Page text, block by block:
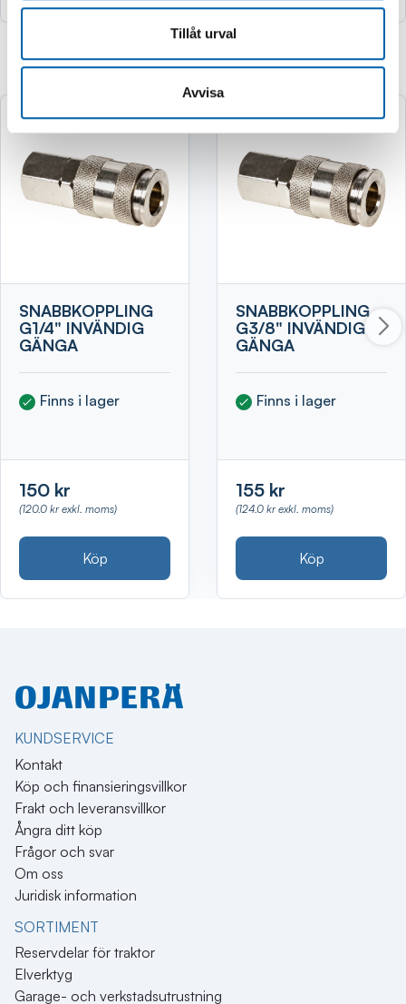
Tillåt urval
Avvisa
SNABBKOPPLING
G1/4" INVÄNDIG
GÄNGA
Finns i lager
150 kr
(120.0 kr exkl. moms)
Köp
SNABBKOPPLING
G3/8" INVÄNDIG
GÄNGA
Finns i lager
155 kr
(124.0 kr exkl. moms)
Köp
KUNDSERVICE
Kontakt
Köp och finansieringsvillkor
Frakt och leveransvillkor
Ångra ditt köp
Frågor och svar
Om oss
Juridisk information
SORTIMENT
Reservdelar för traktor
Elverktyg
Garage- och verkstadsutrustning